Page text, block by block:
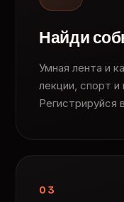
Найди
Умная лента и
лекции, спорт
Регистрируйся
03